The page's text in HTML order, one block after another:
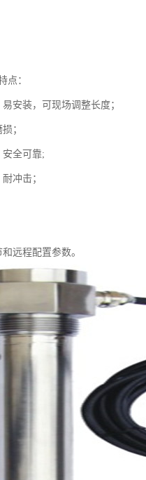
点：
安装，可现场调整长度；
；
安全可靠;
冲击；
远程配置参数。